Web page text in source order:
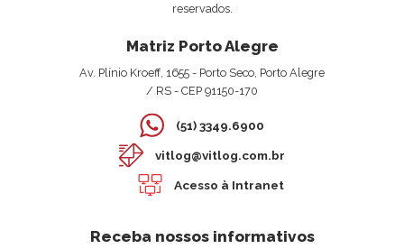
reservados.
Matriz Porto Alegre
Av. Plínio Kroeff, 1655 - Porto Seco, Porto Alegre
/ RS - CEP 91150-170
(51) 3349.6900
vitlog@vitlog.com.br
Acesso à Intranet
Receba nossos informativos